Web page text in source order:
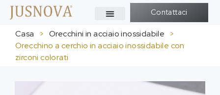
Contattaci
Casa > Orecchini in acciaio inossidabile
>
Orecchino a cerchio in acciaio inossidabile con
zirconi colorati